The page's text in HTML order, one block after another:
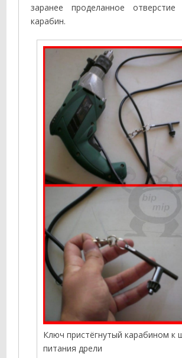
заранее проделанное
карабин.
Ключ пристёгнутый карабином к
питания дрели